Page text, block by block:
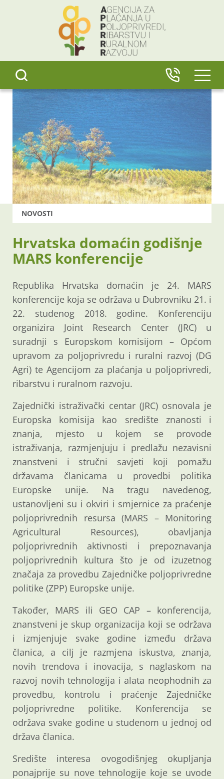
NOVOSTI
Hrvatska domaćin godišnje
MARS konferencije
Republika Hrvatska domaćin je 24. MARS
konferencije koja se održava u Dubrovniku 21. i
22. studenog 2018. godine. Konferenciju
organizira Joint Research Center (JRC) u
suradnji s Europskom komisijom – Općom
upravom za poljoprivredu i ruralni razvoj (DG
Agri) te Agencijom za plaćanja u poljoprivredi,
ribarstvu i ruralnom razvoju.
Zajednički istraživački centar (JRC) osnovala je
Europska komisija kao središte znanosti i
znanja, mjesto u kojem se provode
istraživanja, razmjenjuju i predlažu nezavisni
znanstveni i stručni savjeti koji pomažu
državama članicama u provedbi politika
Europske unije. Na tragu navedenog,
ustanovljeni su i okviri i smjernice za praćenje
poljoprivrednih resursa (MARS – Monitoring
Agricultural Resources), obavljanja
poljoprivrednih aktivnosti i prepoznavanja
poljoprivrednih kultura što je od izuzetnog
značaja za provedbu Zajedničke poljoprivredne
politike (ZPP) Europske unije.
Također, MARS ili GEO CAP – konferencija,
znanstveni je skup organizacija koji se održava
i izmjenjuje svake godine između država
članica, a cilj je razmjena iskustva, znanja,
novih trendova i inovacija, s naglaskom na
razvoj novih tehnologija i alata neophodnih za
provedbu, kontrolu i praćenje Zajedničke
poljoprivredne politike. Konferencija se
održava svake godine u studenom u jednoj od
država članica.
Središte interesa ovogodišnjeg okupljanja
ponajprije su nove tehnologije koje se uvode